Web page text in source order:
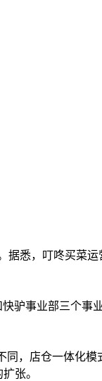
据悉，叮咚买菜
驴事业部三个事
，店仓一体化模
张。